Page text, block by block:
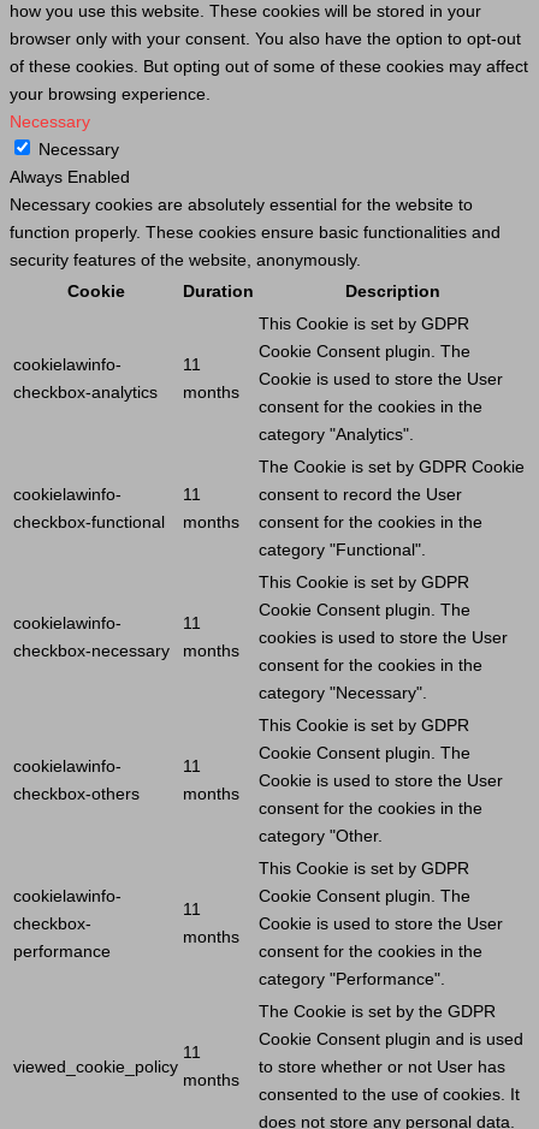
how you use this website. These cookies will be stored in your
browser only with your consent. You also have the option to opt-out
of these cookies. But opting out of some of these cookies may affect
your browsing experience.
Necessary
Necessary
Always Enabled
Necessary cookies are absolutely essential for the website to
function properly. These cookies ensure basic functionalities and
security features of the website, anonymously.
Cookie
Duration Description
cookielawinfo-
checkbox-analytics
11
months
This Cookie is set by GDPR
Cookie Consent plugin. The
Cookie is used to store the User
consent for the cookies in the
category "Analytics".
cookielawinfo-
checkbox-functional
11
months
The Cookie is set by GDPR Cookie
consent to record the User
consent for the cookies in the
category "Functional".
cookielawinfo-
checkbox-necessary
11
months
This Cookie is set by GDPR
Cookie Consent plugin. The
cookies is used to store the User
consent for the cookies in the
category "Necessary".
cookielawinfo-
checkbox-others
11
months
This Cookie is set by GDPR
Cookie Consent plugin. The
Cookie is used to store the User
consent for the cookies in the
category "Other.
cookielawinfo-
checkbox-
performance
11
months
This Cookie is set by GDPR
Cookie Consent plugin. The
Cookie is used to store the User
consent for the cookies in the
category "Performance".
viewed_cookie_policy
11
months
The Cookie is set by the GDPR
Cookie Consent plugin and is used
to store whether or not User has
consented to the use of cookies. It
does not store any personal data.